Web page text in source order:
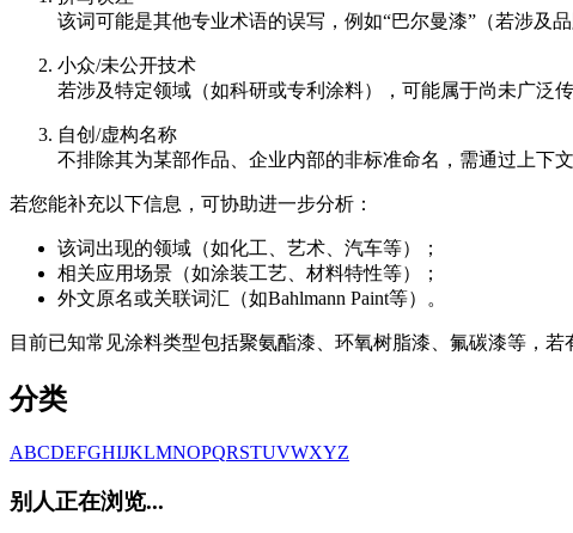
该词可能是其他专业术语的误写，例如“巴尔曼漆”（若涉及
小众/未公开技术
若涉及特定领域（如科研或专利涂料），可能属于尚未广泛
自创/虚构名称
不排除其为某部作品、企业内部的非标准命名，需通过上下文
若您能补充以下信息，可协助进一步分析：
该词出现的领域（如化工、艺术、汽车等）；
相关应用场景（如涂装工艺、材料特性等）；
外文原名或关联词汇（如Bahlmann Paint等）。
目前已知常见涂料类型包括聚氨酯漆、环氧树脂漆、氟碳漆等，若
分类
ABCDEFGHIJKLMNOPQRSTUVWXYZ
别人正在浏览...